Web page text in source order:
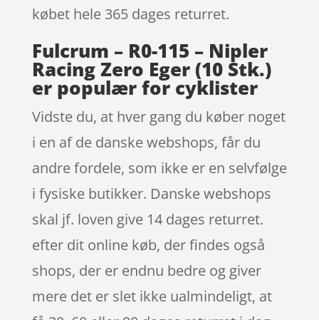
købet hele 365 dages returret.
Fulcrum – R0-115 – Nipler
Racing Zero Eger (10 Stk.)
er populær for cyklister
Vidste du, at hver gang du køber noget
i en af de danske webshops, får du
andre fordele, som ikke er en selvfølge
i fysiske butikker. Danske webshops
skal jf. loven give 14 dages returret.
efter dit online køb, der findes også
shops, der er endnu bedre og giver
mere det er slet ikke ualmindeligt, at